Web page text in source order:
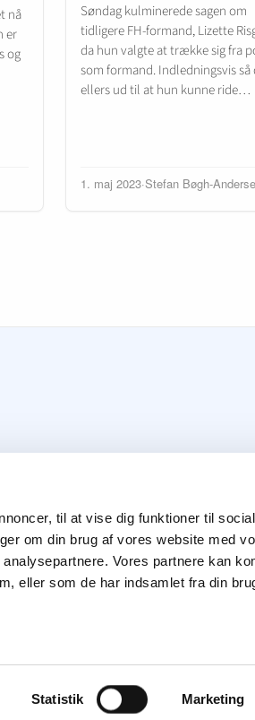
til at vise dig funktioner til
om din brug af vores website med
Vores partnere kan
eller som de har indsamlet fra din
Statistik Marketing
nå
er
og
Søndag kulminerede sagen om
tidligere FH-formand, Lizette
da hun valgte at trække sig fra
som formand. Indledningsvis så
ellers ud til at hun kunne ride…
1. maj 2023·Stefan Bøgh-
|Cookiepolitik